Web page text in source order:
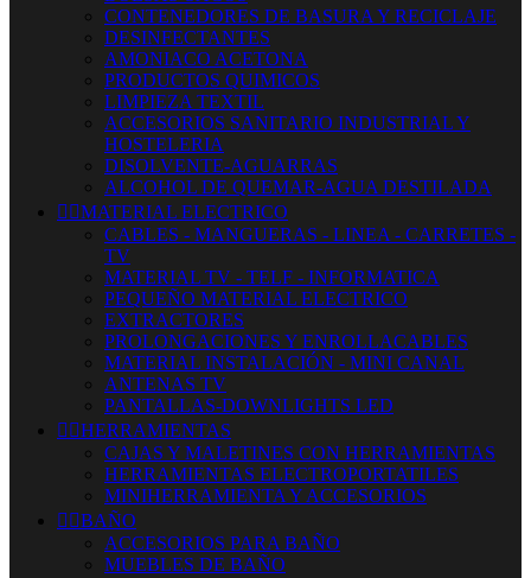
CONTENEDORES DE BASURA Y RECICLAJE
DESINFECTANTES
AMONIACO ACETONA
PRODUCTOS QUIMICOS
LIMPIEZA TEXTIL
ACCESORIOS SANITARIO INDUSTRIAL Y
HOSTELERIA
DISOLVENTE-AGUARRAS
ALCOHOL DE QUEMAR-AGUA DESTILADA
 MATERIAL ELECTRICO
CABLES - MANGUERAS - LINEA - CARRETES -
TV
MATERIAL TV - TELF - INFORMATICA
PEQUEÑO MATERIAL ELECTRICO
EXTRACTORES
PROLONGACIONES Y ENROLLACABLES
MATERIAL INSTALACIÓN - MINI CANAL
ANTENAS TV
PANTALLAS-DOWNLIGHTS LED
 HERRAMIENTAS
CAJAS Y MALETINES CON HERRAMIENTAS
HERRAMIENTAS ELECTROPORTATILES
MINIHERRAMIENTA Y ACCESORIOS
 BAÑO
ACCESORIOS PARA BAÑO
MUEBLES DE BAÑO